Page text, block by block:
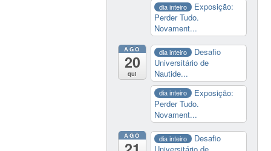
dia inteiro
Exposição:
Perder Tudo.
Novament...
AGO
20
qui
dia inteiro
Desafio
Universitário de
Nautide...
dia inteiro
Exposição:
Perder Tudo.
Novament...
AGO dia inteiro
Desafio